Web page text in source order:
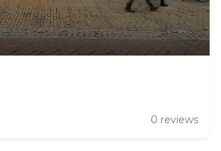
0 reviews